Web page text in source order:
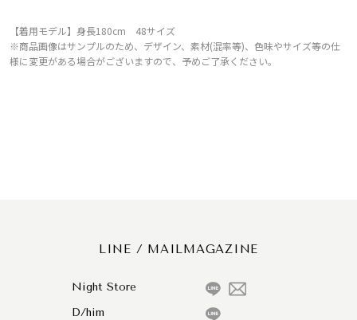
【着用モデル】身長180cm 48サイズ
※商品画像はサンプルのため、デザイン、素材(混率等)、色味やサイズ等の仕
様に変更がある場合がございますので、予めご了承ください。
LINE / MAILMAGAZINE
Night Store
D/him